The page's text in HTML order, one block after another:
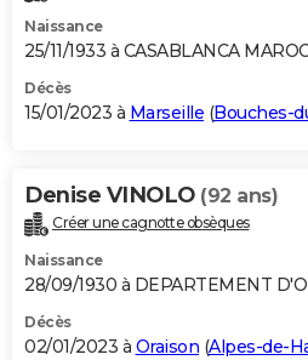
Naissance
25/11/1933 à CASABLANCA
Décès
15/01/2023 à Marseille (Bouches-
Denise VINOLO (92 ans)
Créer une cagnotte obsèques
Naissance
28/09/1930 à DEPARTEMENT
Décès
02/01/2023 à Oraison (Alpes-de-